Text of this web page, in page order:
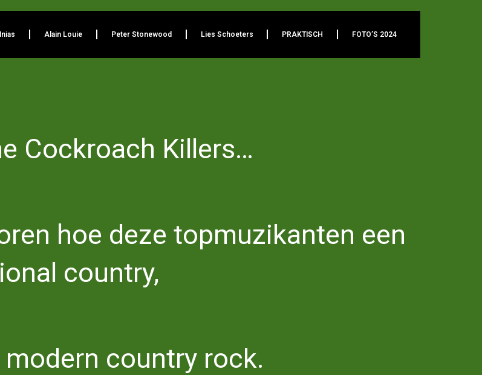
Inias Alain Louie Peter Stonewood Lies Schoeters PRAKTISCH FOTO’S 2024
Cockroach Killers…
hoe deze topmuzikanten een
country,
country rock.